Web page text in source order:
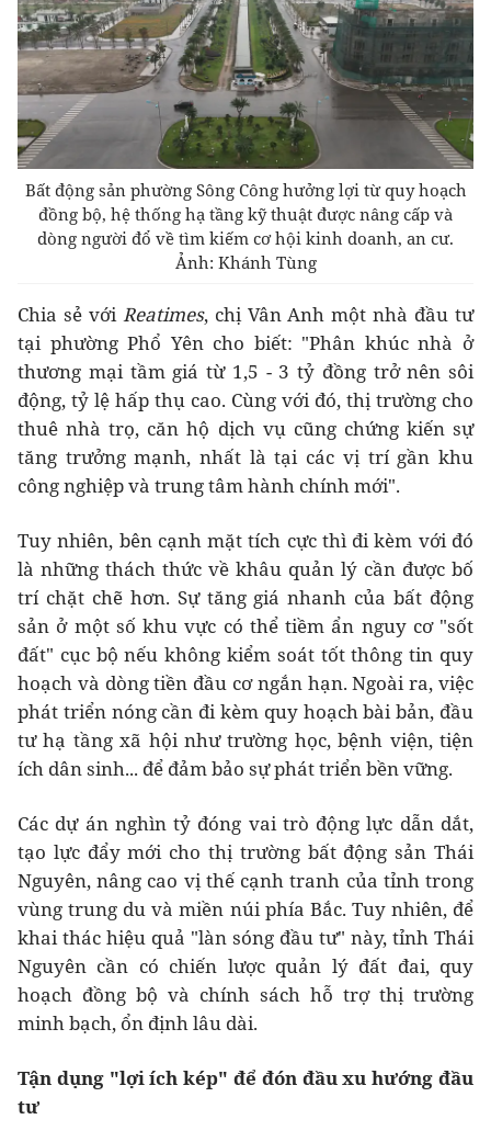
Bất động sản phường Sông Công hưởng lợi từ quy hoạch
đồng bộ, hệ thống hạ tầng kỹ thuật được nâng cấp và
dòng người đổ về tìm kiếm cơ hội kinh doanh, an cư.
Ảnh: Khánh Tùng
Chia sẻ với Reatimes, chị Vân Anh một nhà đầu tư
tại phường Phổ Yên cho biết: "Phân khúc nhà ở
thương mại tầm giá từ 1,5 - 3 tỷ đồng trở nên sôi
động, tỷ lệ hấp thụ cao. Cùng với đó, thị trường cho
thuê nhà trọ, căn hộ dịch vụ cũng chứng kiến sự
tăng trưởng mạnh, nhất là tại các vị trí gần khu
công nghiệp và trung tâm hành chính mới".
Tuy nhiên, bên cạnh mặt tích cực thì đi kèm với đó
là những thách thức về khâu quản lý cần được bố
trí chặt chẽ hơn. Sự tăng giá nhanh của bất động
sản ở một số khu vực có thể tiềm ẩn nguy cơ "sốt
đất" cục bộ nếu không kiểm soát tốt thông tin quy
hoạch và dòng tiền đầu cơ ngắn hạn. Ngoài ra, việc
phát triển nóng cần đi kèm quy hoạch bài bản, đầu
tư hạ tầng xã hội như trường học, bệnh viện, tiện
ích dân sinh... để đảm bảo sự phát triển bền vững.
Các dự án nghìn tỷ đóng vai trò động lực dẫn dắt,
tạo lực đẩy mới cho thị trường bất động sản Thái
Nguyên, nâng cao vị thế cạnh tranh của tỉnh trong
vùng trung du và miền núi phía Bắc. Tuy nhiên, để
khai thác hiệu quả "làn sóng đầu tư" này, tỉnh Thái
Nguyên cần có chiến lược quản lý đất đai, quy
hoạch đồng bộ và chính sách hỗ trợ thị trường
minh bạch, ổn định lâu dài.
Tận dụng "lợi ích kép" để đón đầu xu hướng đầu
tư